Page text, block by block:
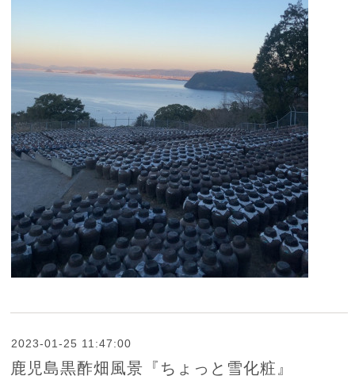
2023-01-25 11:47:00
鹿児島黒酢畑風景『ちょっと雪化粧』